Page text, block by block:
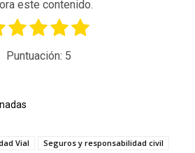
este contenido.
Puntuación: 5
Vial Seguros y responsabilidad civil